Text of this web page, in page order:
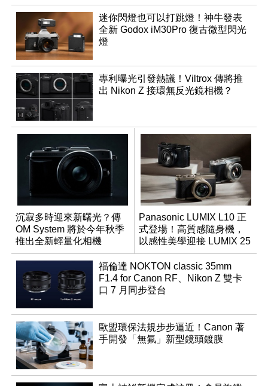
迷你閃燈也可以打跳燈！神牛發表
全新 Godox iM30Pro 復古微型閃光
燈
專利曝光引發熱議！Viltrox 傳將推
出 Nikon Z 接環無反光鏡相機？
沉寂多時迎來新曙光？傳
OM System 將於今年秋季
推出全新輕量化相機
Panasonic LUMIX L10 正
式登場！高質感隨身機，
以感性美學迎接 LUMIX 25
週年
福倫達 NOKTON classic 35mm
F1.4 for Canon RF、Nikon Z 雙卡
口 7 月同步登台
歐盟環保法規步步逼近！Canon 著
手開發「無氟」新型鏡頭鍍膜